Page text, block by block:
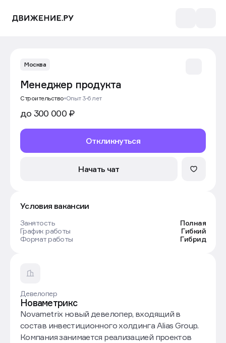
Москва
Менеджер продукта
Строительство Опыт 3-6 лет
до 300 000 ₽
Откликнуться
Начать чат
Условия вакансии
Занятость
Полная
График работы
Гибкий
Формат работы
Гибрид
Новаметрикс
Девелопер
Novametrix новый девелопер, входящий в
состав инвестиционного холдинга Alias Group.
Компания занимается реализацией проектов